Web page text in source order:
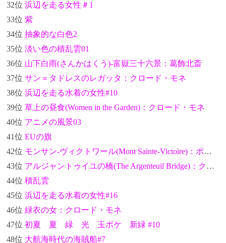
32位 浜辺を走る女性＃1
33位 紫
34位 抽象的な白色2
35位 淡い色の積乱雲01
36位 山下白雨(さんかはくう)-富嶽三十六景：葛飾北斎
37位 サン＝タドレスのレガッタ：クロード・モネ
38位 浜辺を走る水着の女性#10
39位 草上の昼食(Women in the Garden)：クロード・モネ
40位 アニメの風景03
41位 EUの旗
42位 モンサン-ヴィクトワール(Mont Sainte-Victoire)：ポール・セザンヌ
43位 アルジャントゥイユの橋(The Argenteuil Bridge)：クロード・モネ
44位 積乱雲
45位 浜辺を走る水着の女性#16
46位 緑衣の女：クロード・モネ
47位 初夏 夏 緑 光 玉ボケ 新緑 #10
48位 大航海時代の海賊船#7